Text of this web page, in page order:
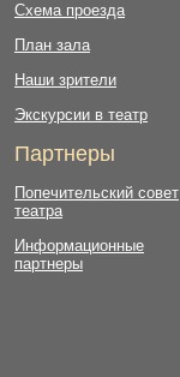
Схема проезда
План зала
Наши зрители
Экскурсии в театр
Партнеры
Попечительский совет
театра
Информационные
партнеры